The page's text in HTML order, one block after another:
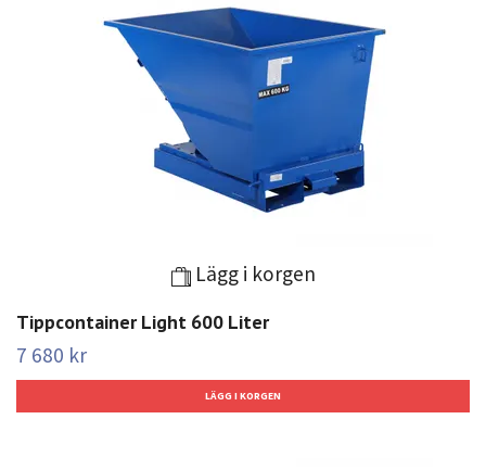
Lägg i korgen
Tippcontainer Light 600 Liter
7 680 kr